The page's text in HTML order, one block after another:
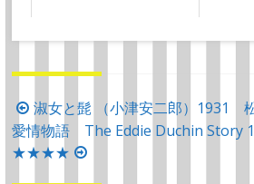
投
稿
ナ
淑女と髭 （小津安二郎）
愛情物語 The Eddie Duchin Story
★★★★